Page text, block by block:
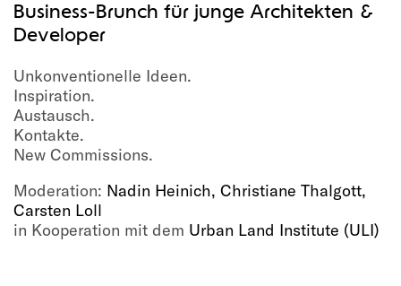
Business-Brunch für junge Architekten &
Developer
Unkonventionelle Ideen.
Inspiration.
Austausch.
Kontakte.
New Commissions.
Moderation: Nadin Heinich, Christiane Thalgott,
Carsten Loll
in Kooperation mit dem Urban Land Institute (ULI)